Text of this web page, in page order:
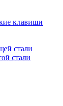
клавиши
стали
стали